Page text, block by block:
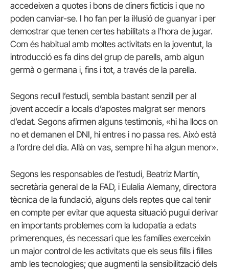
accedeixen a quotes i bons de diners ficticis i que no
poden canviar-se. I ho fan per la il·lusió de guanyar i per
demostrar que tenen certes habilitats a l’hora de jugar.
Com és habitual amb moltes activitats en la joventut, la
introducció es fa dins del grup de parells, amb algun
germà o germana i, fins i tot, a través de la parella.
Segons recull l’estudi, sembla bastant senzill per al
jovent accedir a locals d’apostes malgrat ser menors
d’edat. Segons afirmen alguns testimonis, «hi ha llocs on
no et demanen el DNI, hi entres i no passa res. Això està
a l’ordre del dia. Allà on vas, sempre hi ha algun menor».
Segons les responsables de l’estudi, Beatriz Martín,
secretària general de la FAD, i Eulalia Alemany, directora
tècnica de la fundació, alguns dels reptes que cal tenir
en compte per evitar que aquesta situació pugui derivar
en importants problemes com la ludopatia a edats
primerenques, és necessari que les famílies exerceixin
un major control de les activitats que els seus fills i filles
amb les tecnologies; que augmenti la sensibilització dels